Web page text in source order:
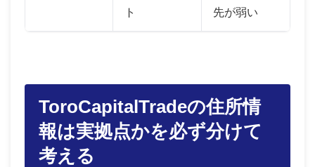
ト
先が弱い
ToroCapitalTradeの住所情
報は実拠点かを必ず分けて
考える